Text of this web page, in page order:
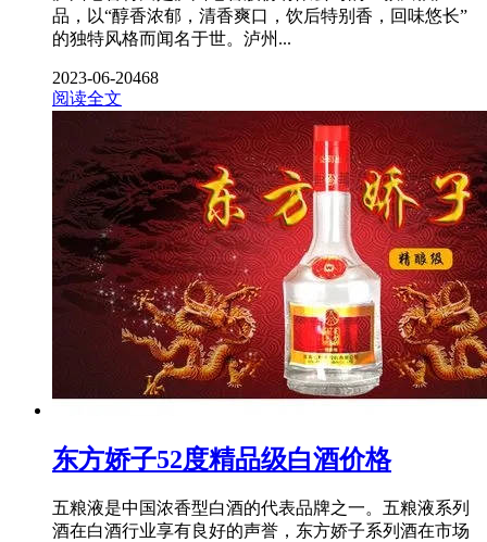
品，以“醇香浓郁，清香爽口，饮后特别香，回味悠长”
的独特风格而闻名于世。泸州...
2023-06-20468
阅读全文
东方娇子52度精品级白酒价格
五粮液是中国浓香型白酒的代表品牌之一。五粮液系列
酒在白酒行业享有良好的声誉，东方娇子系列酒在市场